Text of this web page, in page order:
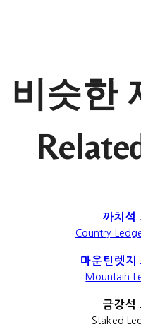
비슷한
까치석
Country
마운틴렛지
Mountain
금강석
Staked